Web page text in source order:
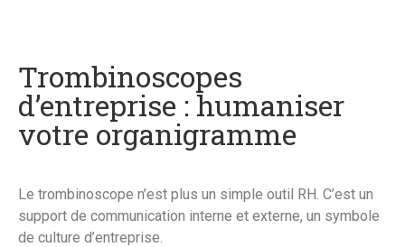
Trombinoscopes
d’entreprise : humaniser
votre organigramme
Le trombinoscope n’est plus un simple outil RH. C’est un
support de communication interne et externe, un symbole
de culture d’entreprise.